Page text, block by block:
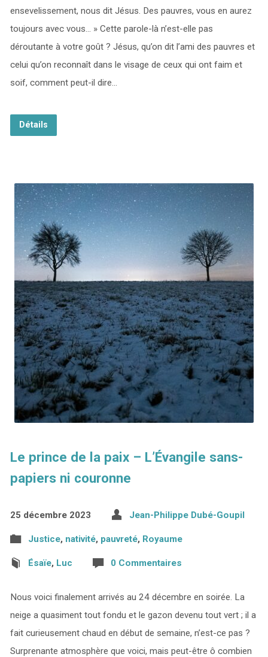
ensevelissement, nous dit Jésus. Des pauvres, vous en aurez
toujours avec vous… » Cette parole-là n’est-elle pas
déroutante à votre goût ? Jésus, qu’on dit l’ami des pauvres et
celui qu’on reconnaît dans le visage de ceux qui ont faim et
soif, comment peut-il dire…
Détails
Le prince de la paix – L’Évangile sans-
papiers ni couronne
25 décembre 2023 Jean-Philippe Dubé-Goupil
Justice, nativité, pauvreté, Royaume
Ésaïe, Luc 0 Commentaires
Nous voici finalement arrivés au 24 décembre en soirée. La
neige a quasiment tout fondu et le gazon devenu tout vert ; il a
fait curieusement chaud en début de semaine, n’est-ce pas ?
Surprenante atmosphère que voici, mais peut-être ô combien